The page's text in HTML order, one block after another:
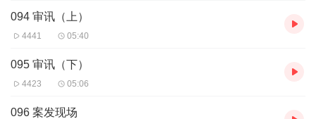
094 审讯（上）
4441 05:40
095 审讯（下）
4423 05:06
096 案发现场